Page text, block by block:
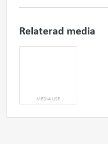
Relaterad media
MEDIA USE